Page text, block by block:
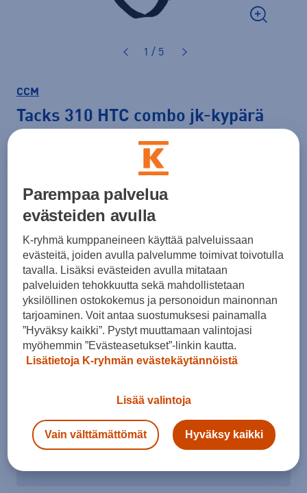
1 / 5
CCM
Tacks 310 HTC combo jk-kypärä
S M L
Lisää ostoskoriin
Tarkista saatavuus ja tilaa myymälästä
Verkkokauppa: Ei saatavillaMyymälät:
Parempaa palvelua
evästeiden avulla
K-ryhmä kumppaneineen käyttää palveluissaan
evästeitä, joiden avulla palvelumme toimivat toivotulla
tavalla. Lisäksi evästeiden avulla mitataan
palveluiden tehokkuutta sekä mahdollistetaan
yksilöllinen ostokokemus ja personoidun mainonnan
tarjoaminen. Voit antaa suostumuksesi painamalla
”Hyväksy kaikki”. Pystyt muuttamaan valintojasi
myöhemmin ”Evästeasetukset”-linkin kautta.
Lisätietoja K-ryhmän evästekäytännöistä
Lisää valintoja
Vain välttämättömät Hyväksy kaikki